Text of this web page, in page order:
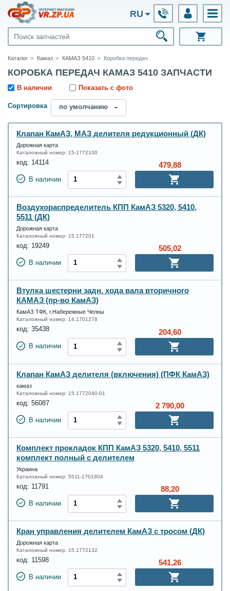
RU
Каталог Камаз КАМАЗ 5410 Коробка передач
КОРОБКА ПЕРЕДАЧ КАМАЗ 5410 ЗАПЧАСТИ
В наличии Показать с фото
Сортировка по умолчанию
Клапан КамАЗ, МАЗ делителя редукционный (ДК)
Дорожная карта
Каталожный номер: 15-1772100
код: 14114
В наличии
479,88
Воздухораспределитель КПП КамАЗ 5320, 5410,
5511 (ДК)
Дорожная карта
Каталожный номер: 15.177201
код: 19249
В наличии
505,02
Втулка шестерни задн. хода вала вторичного
КАМАЗ (пр-во КамАЗ)
КамАЗ ТФК, г.Набережные Челны
Каталожный номер: 14.1701278
код: 35438
В наличии
204,60
Клапан КамАЗ делителя (включения) (ПФК КамАЗ)
камаз
Каталожный номер: 15.1772040-01
код: 56087
В наличии
2 790,00
Комплект прокладок КПП КамАЗ 5320, 5410, 5511
комплект полный с делителем
Украина
Каталожный номер: 5511-1701804
код: 11791
В наличии
88,20
Кран управления делителем КамАЗ с тросом (ДК)
Дорожная карта
Каталожный номер: 15.1772132
код: 11598
В наличии
541,26